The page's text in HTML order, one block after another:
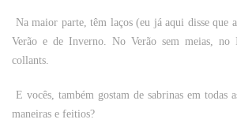
Na maior parte, têm laços (eu já aqui disse que
Verão e de Inverno. No Verão sem meias, no
collants.
E vocês, também gostam de sabrinas em todas
maneiras e feitios?